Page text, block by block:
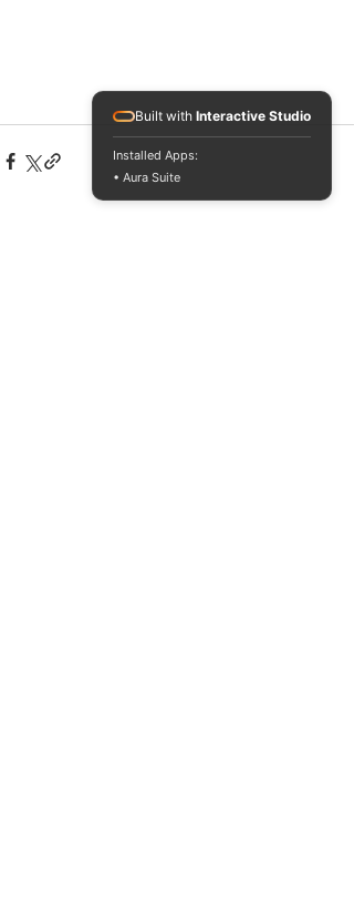
Built with Interactive Studio
Installed Apps:
• Aura Suite